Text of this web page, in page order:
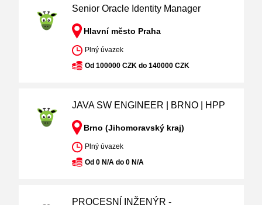
Senior Oracle Identity Manager
Hlavní město Praha
Plný úvazek
Od 100000 CZK do 140000 CZK
JAVA SW ENGINEER | BRNO | HPP
Brno (Jihomoravský kraj)
Plný úvazek
Od 0 N/A do 0 N/A
PROCESNÍ INŽENÝR -